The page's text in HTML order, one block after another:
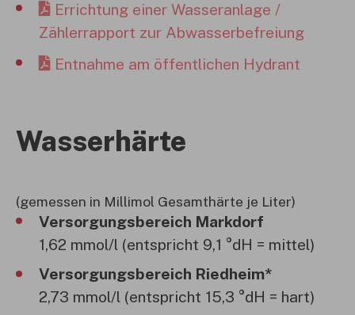
Errichtung einer Wasseranlage /
Zählerrapport zur Abwasserbefreiung
Entnahme am öffentlichen Hydrant
Wasserhärte
(gemessen in Millimol Gesamthärte je Liter)
Versorgungsbereich Markdorf
1,62 mmol/l (entspricht 9,1 °dH = mittel)
Versorgungsbereich Riedheim*
2,73 mmol/l (entspricht 15,3 °dH = hart)